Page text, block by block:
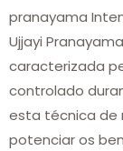
pranayama
Ujjayi
caracterizada
controlado
esta técnica de
potenciar os